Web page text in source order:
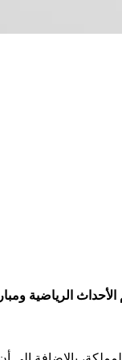
الرياضية